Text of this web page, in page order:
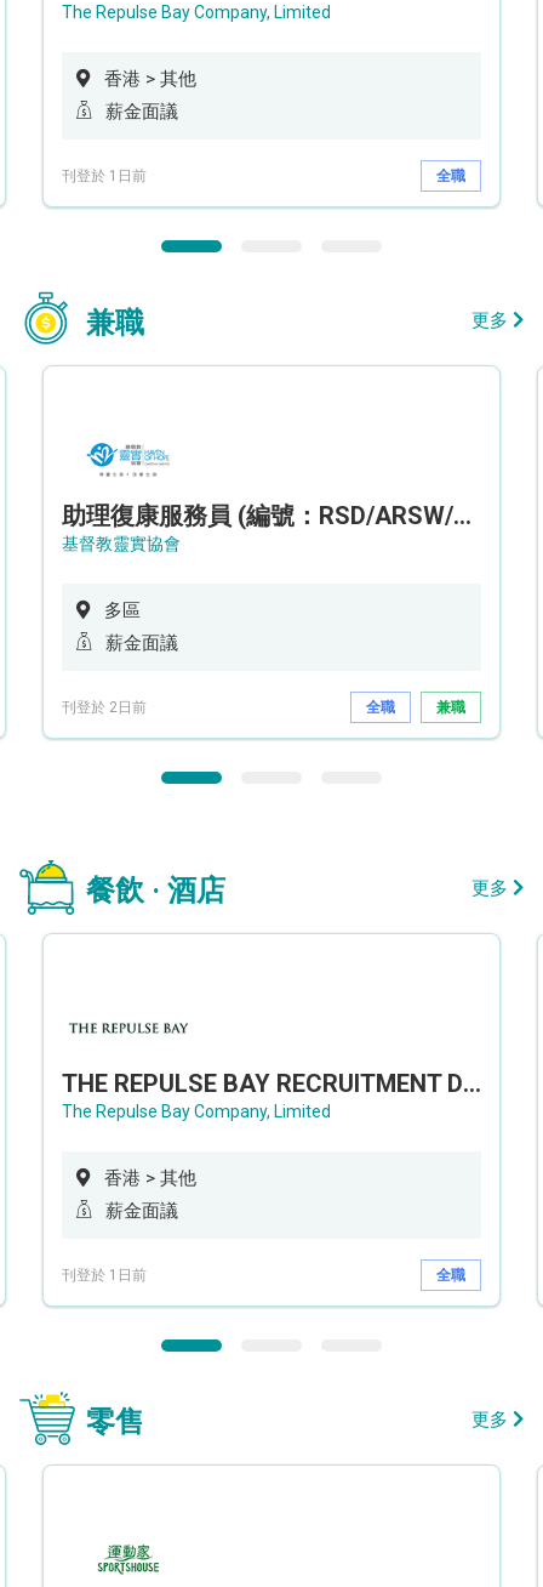
The Repulse Bay Company, Limited
香港 > 其他
薪金面議
刊登於 1日前 全職
兼職 更多
助理復康服務員 (編號：RSD/ARSW/CTE)
基督教靈實協會
多區
薪金面議
刊登於 2日前 全職 兼職
餐飲 · 酒店 更多
THE REPULSE BAY RECRUITMENT DAY 淺水灣影灣園人才招聘會
The Repulse Bay Company, Limited
香港 > 其他
薪金面議
刊登於 1日前 全職
零售 更多